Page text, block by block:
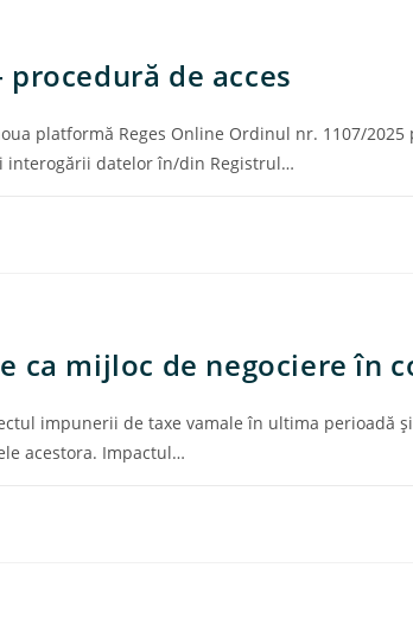
procedură de acces
platformă Reges Online Ordinul nr. 1107/
interogării datelor în/din Registrul…
ca mijloc de negociere în
impunerii de taxe vamale în ultima perioadă
acestora. Impactul…